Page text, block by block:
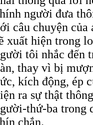
người đưa
câu chuyện của
xuất hiện trong
tôi nhắc đến
thay vì bị
kích động, ép
ra sự thật
thứ-ba trong
chắn.